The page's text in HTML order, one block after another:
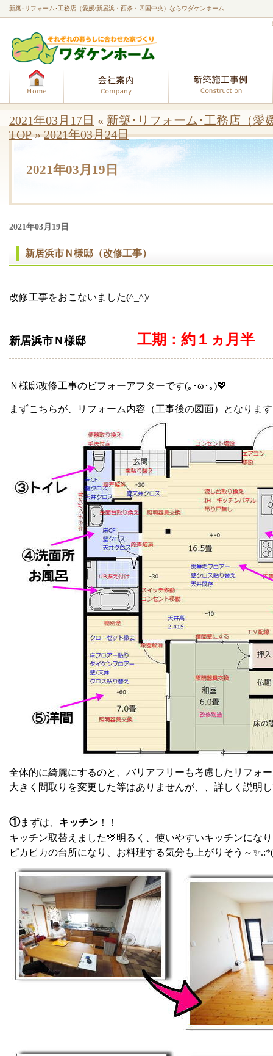
2021年03月19日
新築･リフォーム･工務店（愛媛/新居浜・西条・四国中央）ならワダケンホーム
2021年03月19日
新居浜市Ｎ様邸（改修工事）
改修工事をおこないました(^_^)/
新居浜市Ｎ様邸 工期：約１ヵ月半
Ｎ様邸改修工事のビフォーアフターです(｡･ω･｡)💖
まずこちらが、リフォーム内容（工事後の図面）となりま
全体的に綺麗にするのと、バリアフリーも考慮したリフォ
大きく間取りを変更した等はありませんが、、詳しく説明
①まずは、 キッチン ！！
キッチン取替えました💛明るく、使いやすいキッチンにな
ピカピカの台所になり、お料理する気分も上がりそう～
2021年03月17日 « 新築･リフォーム･工務店（愛
TOP»2021年03月24日